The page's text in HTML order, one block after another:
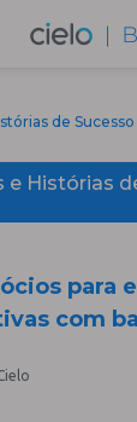
de Sucesso
e Histórias
para
com